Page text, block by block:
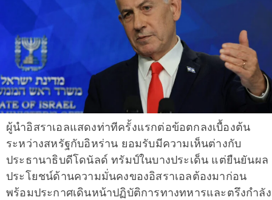
ผู้นำอิสราเอลแสดงท่าทีครั้งแรกต่อข้อตกลงเบื้องต้น
ระหว่างสหรัฐกับอิหร่าน ยอมรับมีความเห็นต่างกับ
ประธานาธิบดีโดนัลด์ ทรัมป์ในบางประเด็น แต่ยืนยันผล
ประโยชน์ด้านความมั่นคงของอิสราเอลต้องมาก่อน
พร้อมประกาศเดินหน้าปฏิบัติการทางทหารและตรึงกำลัง